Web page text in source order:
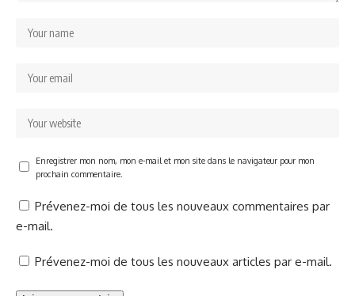
Enregistrer mon nom, mon e-mail et mon site dans le navigateur pour mon
prochain commentaire.
Prévenez-moi de tous les nouveaux commentaires par
e-mail.
Prévenez-moi de tous les nouveaux articles par e-mail.